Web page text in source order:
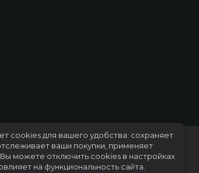
cookies для вашего удобства: сохраняет
ваши покупки, применяет
Вы можете отключить cookies в настройках
на функциональность сайта.